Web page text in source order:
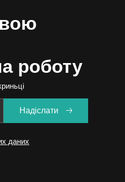
роботу
Надіслати
даних